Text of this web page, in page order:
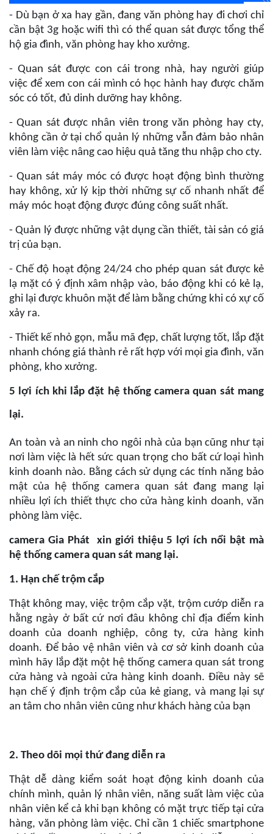
- Dù bạn ở xa hay gần, đang văn phòng hay đi chơi chỉ
cần bật 3g hoặc wifi thì có thể quan sát được tổng thể
hộ gia đình, văn phòng hay kho xưởng.
- Quan sát được con cái trong nhà, hay người giúp
việc để xem con cái mình có học hành hay được chăm
sóc có tốt, đủ dinh dưỡng hay không.
- Quan sát được nhân viên trong văn phòng hay cty,
không cần ở tại chổ quản lý những vẫn đảm bảo nhân
viên làm việc nâng cao hiệu quả tăng thu nhập cho cty.
- Quan sát máy móc có được hoạt động bình thường
hay không, xử lý kịp thời những sự cố nhanh nhất để
máy móc hoạt động được đúng công suất nhất.
- Quản lý được những vật dụng cần thiết, tài sản có giá
trị của bạn.
- Chế độ hoạt động 24/24 cho phép quan sát được kẻ
lạ mặt có ý định xâm nhập vào, báo động khi có kẻ lạ,
ghi lại được khuôn mặt để làm bằng chứng khi có xự cố
xảy ra.
- Thiết kế nhỏ gọn, mẫu mã đẹp, chất lượng tốt, lắp đặt
nhanh chóng giá thành rẻ rất hợp với mọi gia đình, văn
phòng, kho xưởng.
5 lợi ích khi lắp đặt hệ thống camera quan sát mang
lại.
An toàn và an ninh cho ngôi nhà của bạn cũng như tại
nơi làm việc là hết sức quan trọng cho bất cứ loại hình
kinh doanh nào. Bằng cách sử dụng các tính năng bảo
mật của hệ thống camera quan sát đang mang lại
nhiều lợi ích thiết thực cho cửa hàng kinh doanh, văn
phòng làm việc.
camera Gia Phát xin giới thiệu 5 lợi ích nổi bật mà
hệ thống camera quan sát mang lại.
1. Hạn chế trộm cắp
Thật không may, việc trộm cắp vặt, trộm cướp diễn ra
hằng ngày ở bất cứ nơi đâu không chỉ địa điểm kinh
doanh của doanh nghiệp, công ty, cửa hàng kinh
doanh. Để bảo vệ nhân viên và cơ sở kinh doanh của
mình hãy lắp đặt một hệ thống camera quan sát trong
cửa hàng và ngoài cửa hàng kinh doanh. Điều này sẽ
hạn chế ý định trộm cắp của kẻ giang, và mang lại sự
an tâm cho nhân viên cũng như khách hàng của bạn
2. Theo dõi mọi thứ đang diễn ra
Thật dễ dàng kiểm soát hoạt động kinh doanh của
chính mình, quản lý nhân viên, năng suất làm việc của
nhân viên kể cả khi bạn không có mặt trực tiếp tại cửa
hàng, văn phòng làm việc. Chỉ cần 1 chiếc smartphone